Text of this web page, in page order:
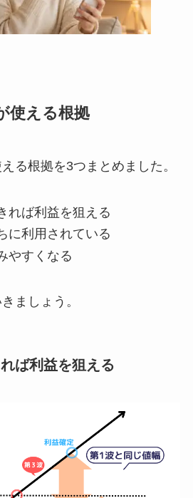
使える根拠
る根拠を3つまとめました。
れば利益を狙える
に利用されている
やすくなる
ましょう。
ば利益を狙える